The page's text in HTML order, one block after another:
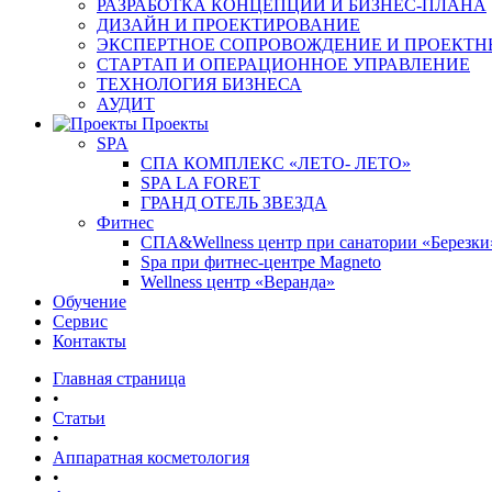
РАЗРАБОТКА КОНЦЕПЦИИ И БИЗНЕС-ПЛАНА
ДИЗАЙН И ПРОЕКТИРОВАНИЕ
ЭКСПЕРТНОЕ СОПРОВОЖДЕНИЕ И
СТАРТАП И ОПЕРАЦИОННОЕ УПРАВЛЕНИЕ
ТЕХНОЛОГИЯ БИЗНЕСА
АУДИТ
Проекты
SPA
СПА КОМПЛЕКС «ЛЕТО- ЛЕТО»
SPA LA FORET
ГРАНД ОТЕЛЬ ЗВЕЗДА
Фитнес
СПА&Wellness центр при санатории
Spa при фитнес-центре Magneto
Wellness центр «Веранда»
Обучение
Сервис
Контакты
Главная страница
•
Статьи
•
Аппаратная косметология
•